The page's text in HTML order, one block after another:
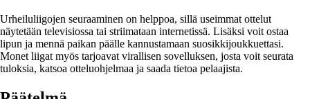
Urheiluliigojen seuraaminen on helppoa, sillä useimmat ottelut
näytetään televisiossa tai striimataan internetissä. Lisäksi voit ostaa
lipun ja mennä paikan päälle kannustamaan suosikkijoukkuettasi.
Monet liigat myös tarjoavat virallisen sovelluksen, josta voit seurata
tuloksia, katsoa otteluohjelmaa ja saada tietoa pelaajista.